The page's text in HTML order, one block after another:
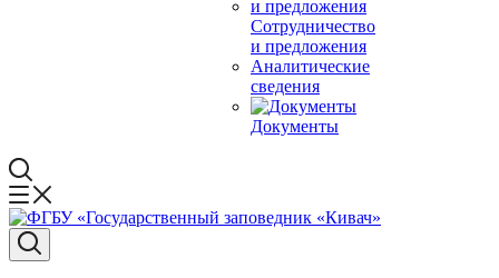
Сотрудничество
и предложения
Аналитические
сведения
Документы